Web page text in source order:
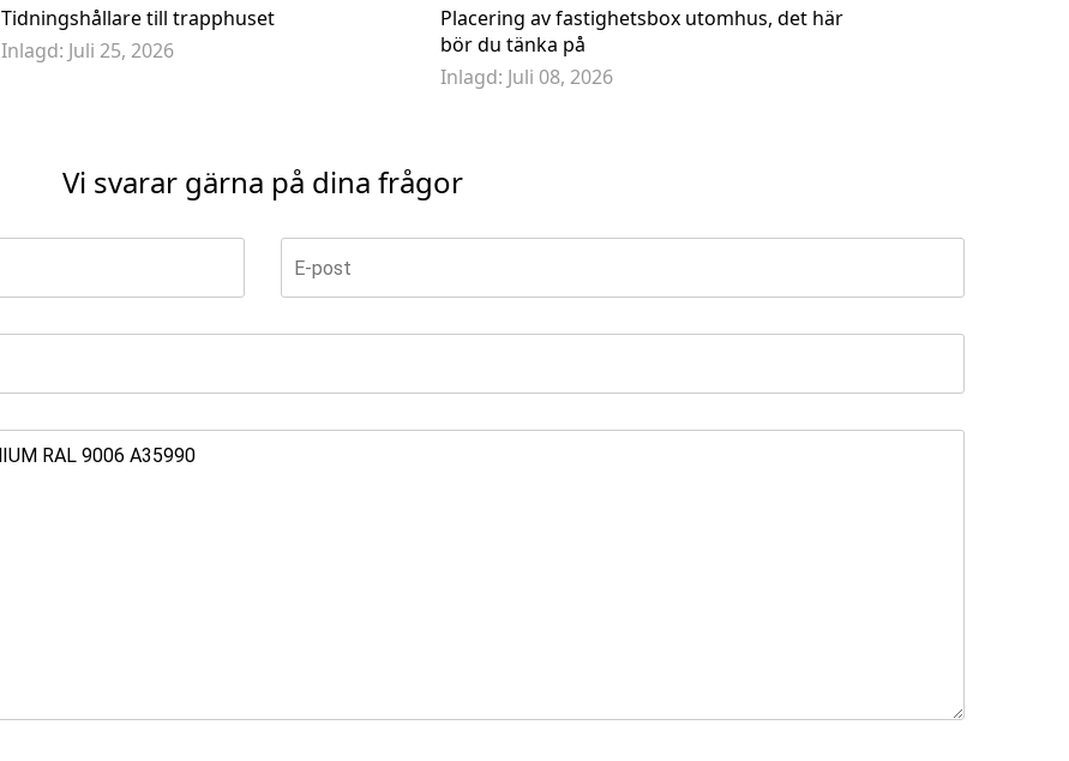
Tidningshållare till trapphuset
Inlagd: Juli 25, 2026
Placering av fastighetsbox utomhus, det här
bör du tänka på
Inlagd: Juli 08, 2026
Vi svarar gärna på dina frågor